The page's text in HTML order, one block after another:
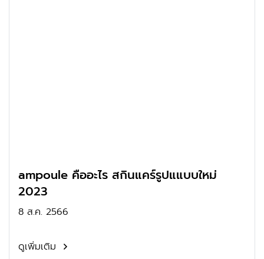
ampoule คืออะไร สกินแคร์รูปแแบบใหม่
2023
8 ส.ค. 2566
ดูเพิ่มเติม